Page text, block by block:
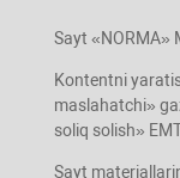
Sayt «NORMA»
Kontentni
maslahatchi»
soliq solish»
Sayt